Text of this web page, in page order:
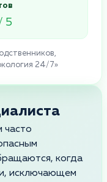
5
24/7»
часто
когда
исключающем